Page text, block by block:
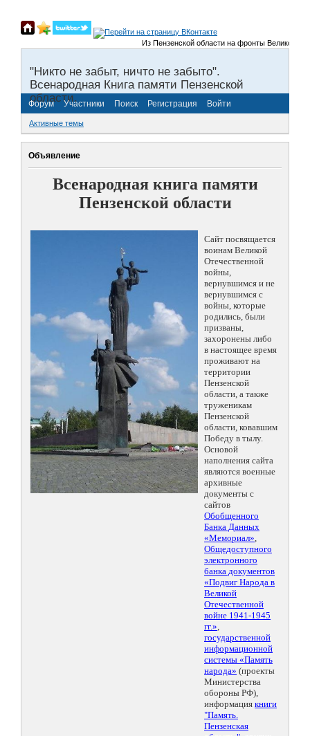
Из Пензенской области на фронты Великой
"Никто не забыт, ничто не забыто".
Всенародная Книга памяти Пензенской
области.
Форум Участники Поиск Регистрация Войти
Активные темы
Объявление
Всенародная книга памяти
Пензенской области
Сайт посвящается
воинам Великой
Отечественной
войны,
вернувшимся и не
вернувшимся с
войны, которые
родились, были
призваны,
захоронены либо
в настоящее время
проживают на
территории
Пензенской
области, а также
труженикам
Пензенской
области, ковавшим
Победу в тылу.
Основой
наполнения сайта
являются военные
архивные
документы с
сайтов
Обобщенного
Банка Данных
«Мемориал»,
Общедоступного
электронного
банка документов
«Подвиг Народа в
Великой
Отечественной
войне 1941-1945
гг.»,
государственной
информационной
системы «Память
народа» (проекты
Министерства
обороны РФ),
информация книги
"Память.
Пензенская